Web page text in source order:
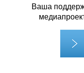
Ваша